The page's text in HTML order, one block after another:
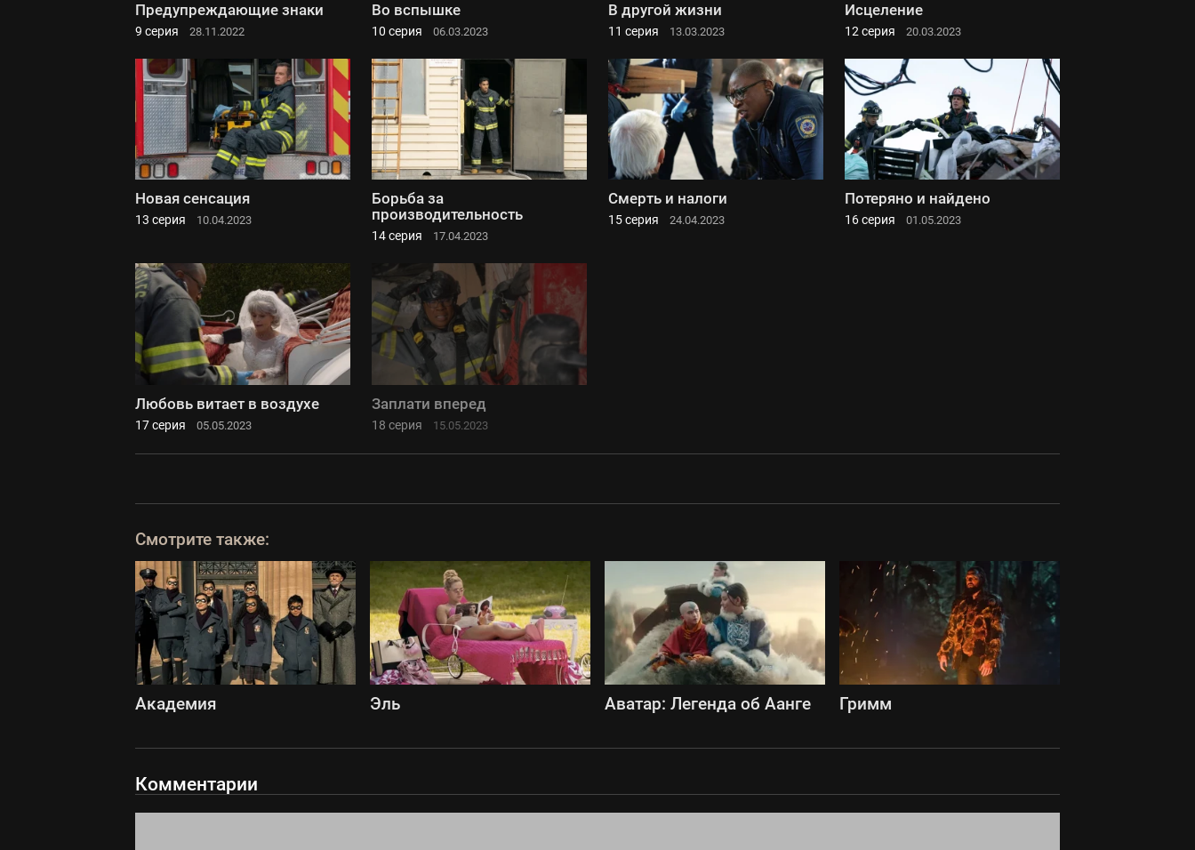
Предупреждающие знаки
9 серия 28.11.2022
Во вспышке
10 серия 06.03.2023
В другой жизни
11 серия 13.03.2023
Исцеление
12 серия 20.03.2023
Новая сенсация
13 серия 10.04.2023
Борьба за
производительность
14 серия 17.04.2023
Смерть и налоги
15 серия 24.04.2023
Потеряно и найдено
16 серия 01.05.2023
Любовь витает в воздухе
17 серия 05.05.2023
Заплати вперед
18 серия 15.05.2023
Смотрите также:
Академия Эль Аватар: Легенда об Аанге Гримм
Комментарии